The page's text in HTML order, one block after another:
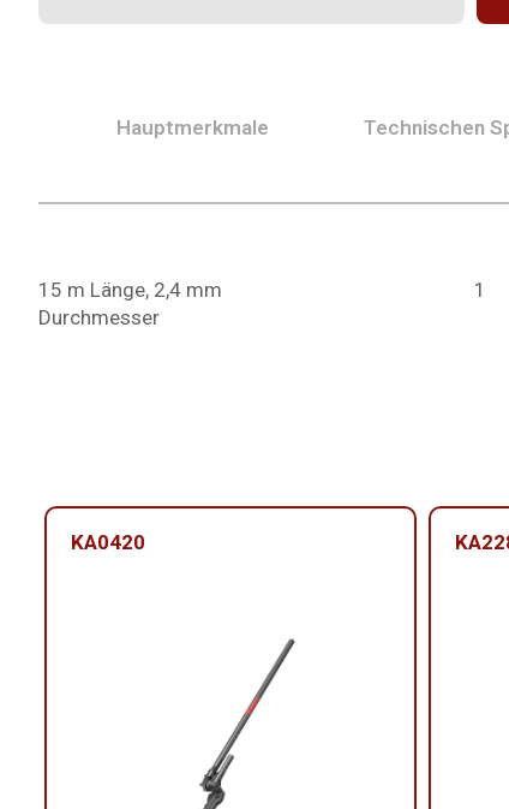
Hauptmerkmale Technischen
15 m Länge, 2,4 mm
Durchmesser
1
KA0420